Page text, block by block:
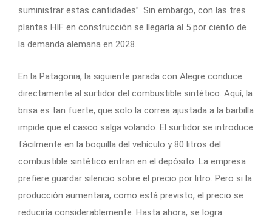
suministrar estas cantidades”. Sin embargo, con las tres
plantas HIF en construcción se llegaría al 5 por ciento de
la demanda alemana en 2028.
En la Patagonia, la siguiente parada con Alegre conduce
directamente al surtidor del combustible sintético. Aquí, la
brisa es tan fuerte, que solo la correa ajustada a la barbilla
impide que el casco salga volando. El surtidor se introduce
fácilmente en la boquilla del vehículo y 80 litros del
combustible sintético entran en el depósito. La empresa
prefiere guardar silencio sobre el precio por litro. Pero si la
producción aumentara, como está previsto, el precio se
reduciría considerablemente. Hasta ahora, se logra